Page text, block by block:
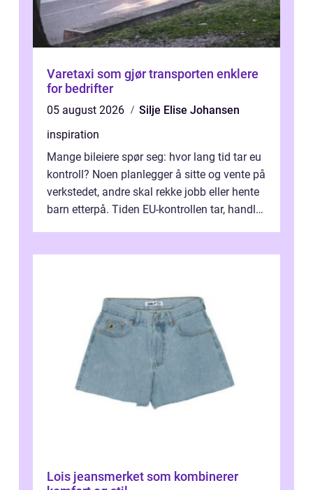
Varetaxi som gjør transporten enklere
for bedrifter
05 august 2026
Silje Elise Johansen
inspiration
Mange bileiere spør seg: hvor lang tid tar eu
kontroll? Noen planlegger å sitte og vente på
verkstedet, andre skal rekke jobb eller hente
barn etterpå. Tiden EU-kontrollen tar, handler
Lois jeansmerket som kombinerer